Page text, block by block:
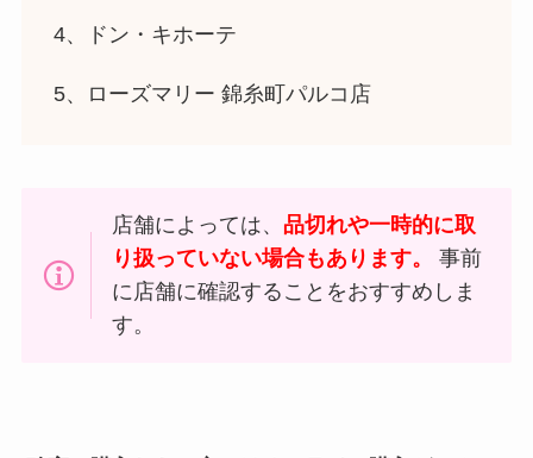
4、ドン・キホーテ
5、ローズマリー 錦糸町パルコ店
店舗によっては、 品切れや一時的に取
り扱っていない場合もあります。
事前
に店舗に確認することをおすすめしま
す。